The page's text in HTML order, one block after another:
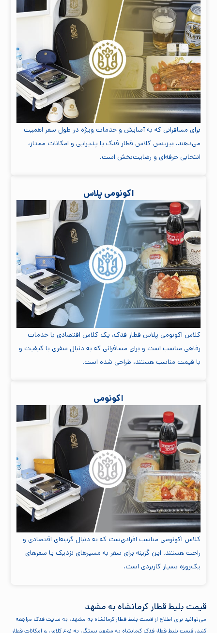
برای مسافرانی که به آسایش و خدمات ویژه در طول سفر اهمیت
می‌دهند، بیزینس کلاس قطار فدک با پذیرایی و امکانات ممتاز،
انتخابی حرفه‌ای و رضایت‌بخش است.
اکونومی پلاس
کلاس اکونومی پلاس قطار فدک، یک کلاس اقتصادی با خدمات
رفاهی مناسب است و برای مسافرانی که به دنبال سفری با کیفیت و
با قیمت مناسب هستند، طراحی شده است.
اکونومی
کلاس اکونومی مناسب افرادی‌ست که به دنبال گزینه‌ای اقتصادی و
راحت هستند. این گزینه برای سفر به مسیرهای نزدیک یا سفرهای
یک‌روزه بسیار کاربردی است.
قیمت بلیط قطار کرمانشاه به مشهد
می‌توانید برای اطلاع از قیمت بلیط قطار کرمانشاه به مشهد، به سایت فدک مراجعه
کنید. قیمت بلیط قطار فدک کرمانشاه به مشهد بستگی به نوع کلاس و امکانات قطار